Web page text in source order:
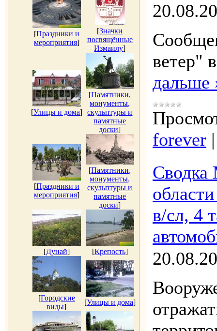
[Праздники и
мероприятия]
[Значки
посвящённые
Измаилу]
[Улицы и дома]
[Памятники,
монументы,
скульптуры и
памятные
доски]
[Праздники и
мероприятия]
[Памятники,
монументы,
скульптуры и
памятные
доски]
[Дунай] [Крепость]
[Городские
виды]
[Улицы и дома]
ветер"
дальше
forever
Сводка
в/сл, 4